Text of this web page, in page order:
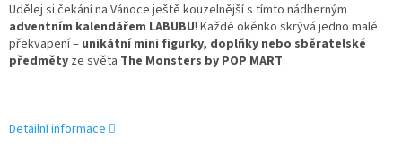
Udělej si čekání na Vánoce ještě kouzelnější s tímto nádherným
adventním kalendářem LABUBU! Každé okénko skrývá jedno malé
překvapení – unikátní mini figurky, doplňky nebo sběratelské
předměty ze světa The Monsters by POP MART.
Detailní informace